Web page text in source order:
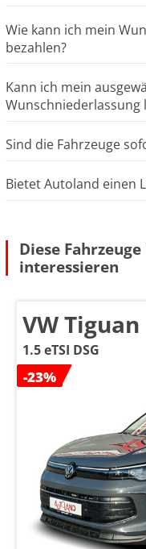
Wie kann ich mein
bezahlen?
Kann ich mein
Wunschniederlassung
Sind die Fahrzeuge
Bietet Autoland einen
Diese
interessieren
VW Tiguan
1.5 eTSI DSG
-23%